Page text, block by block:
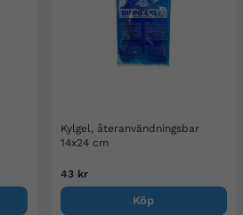
Kylgel, återanvändningsbar
14x24 cm
43 kr
Köp